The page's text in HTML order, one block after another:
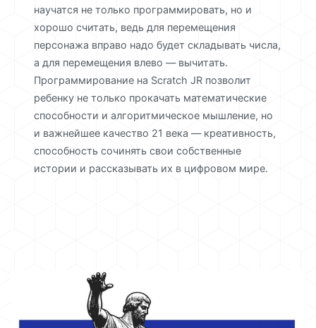
научатся не только программировать, но и
хорошо считать, ведь для перемещения
персонажа вправо надо будет складывать числа,
а для перемещения влево — вычитать.
Программирование на Scratch JR позволит
ребенку не только прокачать математические
способности и алгоритмическое мышление, но
и важнейшее качество 21 века — креативность,
способность сочинять свои собственные
истории и рассказывать их в цифровом мире.